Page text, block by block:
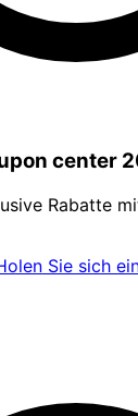
center
Rabatte
Sie sich